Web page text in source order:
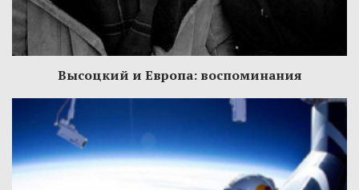
Высоцкий и Европа: воспоминания